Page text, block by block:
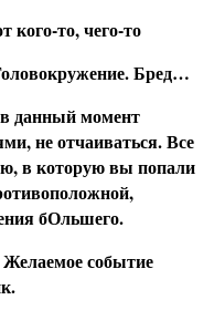
то, чего-то
Бред…
в данный момент
не отчаиваться. Все
в которую вы попали
бОльшего.
Желаемое событие